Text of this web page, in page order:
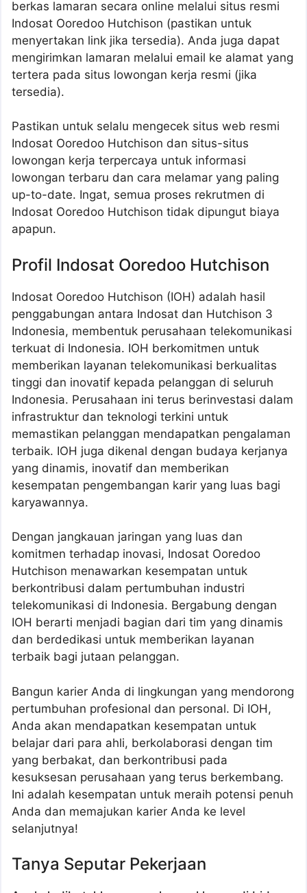
berkas lamaran secara online melalui situs resmi
Indosat Ooredoo Hutchison (pastikan untuk
menyertakan link jika tersedia). Anda juga dapat
mengirimkan lamaran melalui email ke alamat yang
tertera pada situs lowongan kerja resmi (jika
tersedia).
Pastikan untuk selalu mengecek situs web resmi
Indosat Ooredoo Hutchison dan situs-situs
lowongan kerja terpercaya untuk informasi
lowongan terbaru dan cara melamar yang paling
up-to-date. Ingat, semua proses rekrutmen di
Indosat Ooredoo Hutchison tidak dipungut biaya
apapun.
Profil Indosat Ooredoo Hutchison
Indosat Ooredoo Hutchison (IOH) adalah hasil
penggabungan antara Indosat dan Hutchison 3
Indonesia, membentuk perusahaan telekomunikasi
terkuat di Indonesia. IOH berkomitmen untuk
memberikan layanan telekomunikasi berkualitas
tinggi dan inovatif kepada pelanggan di seluruh
Indonesia. Perusahaan ini terus berinvestasi dalam
infrastruktur dan teknologi terkini untuk
memastikan pelanggan mendapatkan pengalaman
terbaik. IOH juga dikenal dengan budaya kerjanya
yang dinamis, inovatif dan memberikan
kesempatan pengembangan karir yang luas bagi
karyawannya.
Dengan jangkauan jaringan yang luas dan
komitmen terhadap inovasi, Indosat Ooredoo
Hutchison menawarkan kesempatan untuk
berkontribusi dalam pertumbuhan industri
telekomunikasi di Indonesia. Bergabung dengan
IOH berarti menjadi bagian dari tim yang dinamis
dan berdedikasi untuk memberikan layanan
terbaik bagi jutaan pelanggan.
Bangun karier Anda di lingkungan yang mendorong
pertumbuhan profesional dan personal. Di IOH,
Anda akan mendapatkan kesempatan untuk
belajar dari para ahli, berkolaborasi dengan tim
yang berbakat, dan berkontribusi pada
kesuksesan perusahaan yang terus berkembang.
Ini adalah kesempatan untuk meraih potensi penuh
Anda dan memajukan karier Anda ke level
selanjutnya!
Tanya Seputar Pekerjaan